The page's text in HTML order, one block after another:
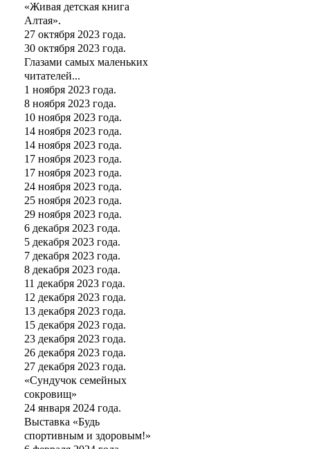
«Живая детская книга
Алтая».
27 октября 2023 года.
30 октября 2023 года.
Глазами самых маленьких
читателей...
1 ноября 2023 года.
8 ноября 2023 года.
10 ноября 2023 года.
14 ноября 2023 года.
14 ноября 2023 года.
17 ноября 2023 года.
17 ноября 2023 года.
24 ноября 2023 года.
25 ноября 2023 года.
29 ноября 2023 года.
6 декабря 2023 года.
5 декабря 2023 года.
7 декабря 2023 года.
8 декабря 2023 года.
11 декабря 2023 года.
12 декабря 2023 года.
13 декабря 2023 года.
15 декабря 2023 года.
23 декабря 2023 года.
26 декабря 2023 года.
27 декабря 2023 года.
«Сундучок семейных
сокровищ»
24 января 2024 года.
Выставка «Будь
спортивным и здоровым!»